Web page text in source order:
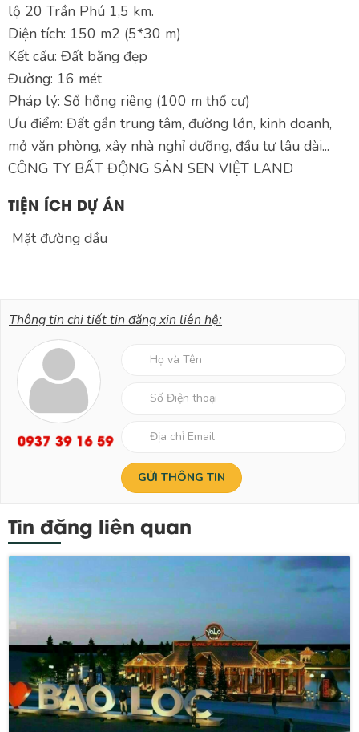
lộ 20 Trần Phú 1,5 km.
Diện tích: 150 m2 (5*30 m)
Kết cấu: Đất bằng đẹp
Đường: 16 mét
Pháp lý: Sổ hồng riêng (100 m thổ cư)
Ưu điểm: Đất gần trung tâm, đường lớn, kinh doanh,
mở văn phòng, xây nhà nghỉ dưỡng, đầu tư lâu dài...
CÔNG TY BẤT ĐỘNG SẢN SEN VIỆT LAND
TIỆN ÍCH DỰ ÁN
Mặt đường dầu
Thông tin chi tiết tin đăng xin liên hệ:
0937 39 16 59
Tin đăng liên quan